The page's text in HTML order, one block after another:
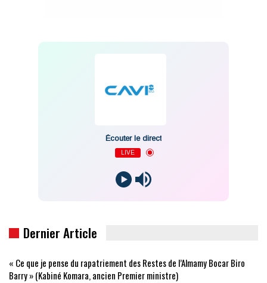
Écouter le direct
LIVE
Dernier Article
« Ce que je pense du rapatriement des Restes de l’Almamy Bocar Biro
Barry » (Kabiné Komara, ancien Premier ministre)